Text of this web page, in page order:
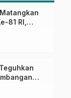
81 RI,
Lapangan